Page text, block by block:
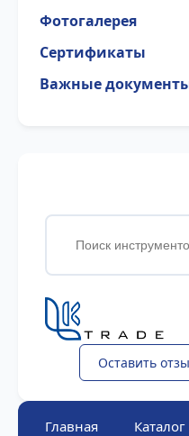
Фотогалерея
Сертификаты
Важные
Оставить
Главная Каталог